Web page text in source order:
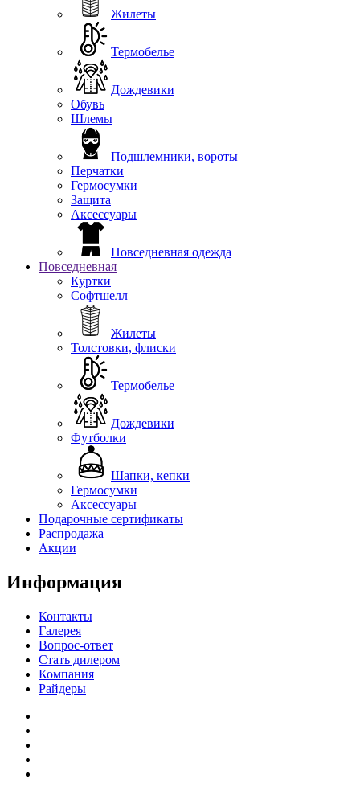
Жилеты
Термобелье
Дождевики
Обувь
Шлемы
Подшлемники, вороты
Перчатки
Гермосумки
Защита
Аксессуары
Повседневная одежда
Повседневная
Куртки
Софтшелл
Жилеты
Толстовки, флиски
Термобелье
Дождевики
Футболки
Шапки, кепки
Гермосумки
Аксессуары
Подарочные сертификаты
Распродажа
Акции
Информация
Контакты
Галерея
Вопрос-ответ
Стать дилером
Компания
Райдеры